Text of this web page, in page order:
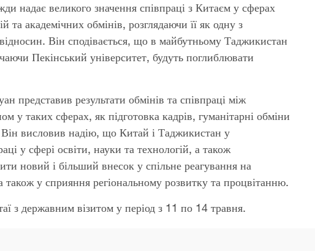
надає великого значення співпраці з Китаєм у сферах
та академічних обмінів, розглядаючи її як одну з
Він сподівається, що в майбутньому Таджикистан
Пекінський університет, будуть поглиблювати
представив результати обмінів та співпраці між
у таких сферах, як підготовка кадрів, гуманітарні обміни
Він висловив надію, що Китай і Таджикистан у
у сфері освіти, науки та технологій, а також
новий і більший внесок у спільне реагування на
у сприяння регіональному розвитку та процвітанню.
з державним візитом у період з 11 по 14 травня.